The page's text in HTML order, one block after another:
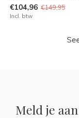
€104,96 €149,95
Incl. btw
Meld je